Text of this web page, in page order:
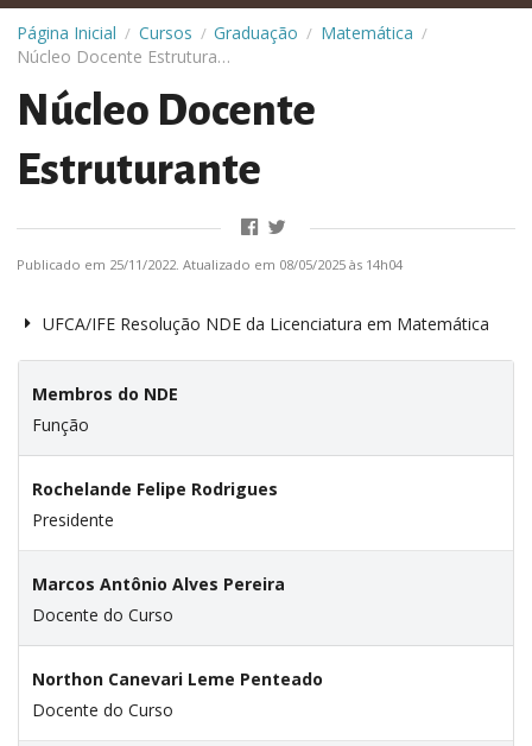
Página Inicial / Cursos / Graduação / Matemática /
Núcleo Docente Estruturante
Núcleo Docente
Estruturante
Publicado em 25/11/2022. Atualizado em 08/05/2025 às 14h04
UFCA/IFE Resolução NDE da Licenciatura em Matemática
Membros do NDE
Função
Rochelande Felipe Rodrigues
Presidente
Marcos Antônio Alves Pereira
Docente do Curso
Northon Canevari Leme Penteado
Docente do Curso